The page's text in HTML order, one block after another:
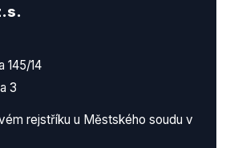
145/14
3
rejstříku u Městského soudu v